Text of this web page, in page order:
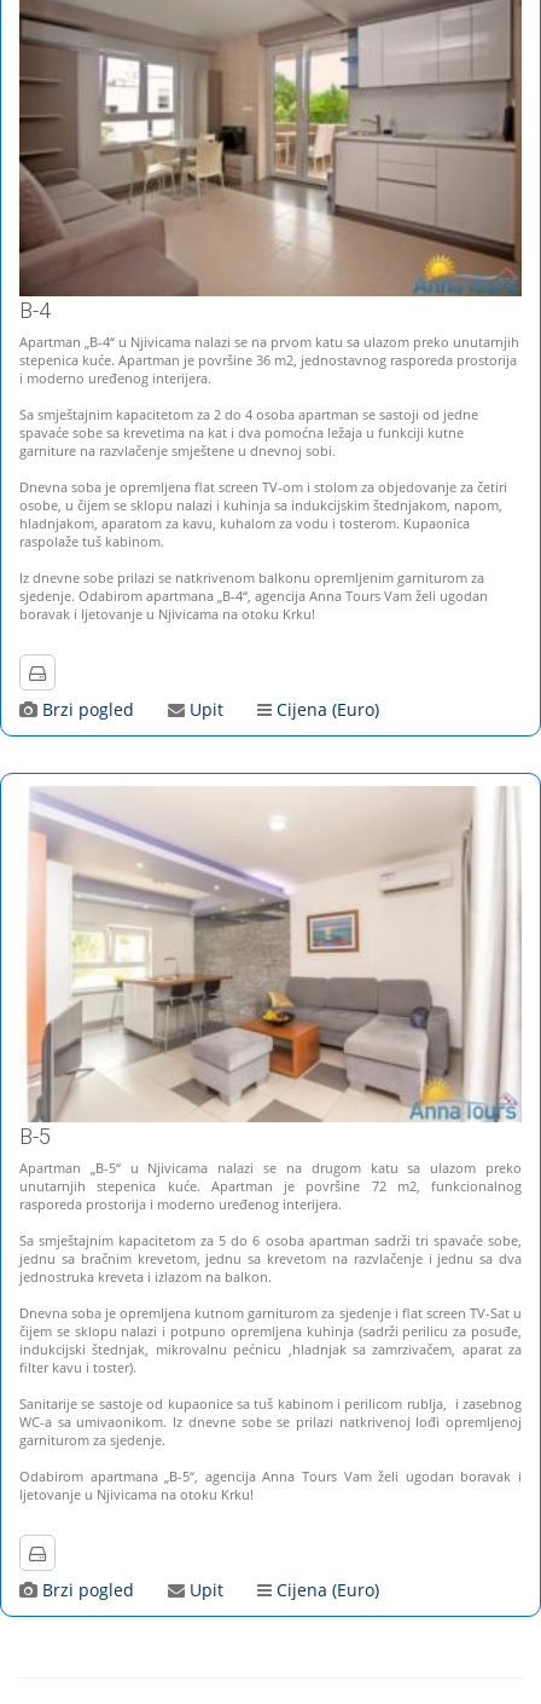
B-4
Apartman „B-4“ u Njivicama nalazi se na prvom katu sa ulazom preko unutarnjih
stepenica kuće. Apartman je površine 36 m2, jednostavnog rasporeda prostorija
i moderno uređenog interijera.
Sa smještajnim kapacitetom za 2 do 4 osoba apartman se sastoji od jedne
spavaće sobe sa krevetima na kat i dva pomoćna ležaja u funkciji kutne
garniture na razvlačenje smještene u dnevnoj sobi.
Dnevna soba je opremljena flat screen TV-om i stolom za objedovanje za četiri
osobe, u čijem se sklopu nalazi i kuhinja sa indukcijskim štednjakom, napom,
hladnjakom, aparatom za kavu, kuhalom za vodu i tosterom. Kupaonica
raspolaže tuš kabinom.
Iz dnevne sobe prilazi se natkrivenom balkonu opremljenim garniturom za
sjedenje. Odabirom apartmana „B-4“, agencija Anna Tours Vam želi ugodan
boravak i ljetovanje u Njivicama na otoku Krku!
Brzi pogled Upit Cijena (Euro)
B-5
Apartman „B-5“ u Njivicama nalazi se na drugom katu sa ulazom preko
unutarnjih stepenica kuće. Apartman je površine 72 m2, funkcionalnog
rasporeda prostorija i moderno uređenog interijera.
Sa smještajnim kapacitetom za 5 do 6 osoba apartman sadrži tri spavaće sobe,
jednu sa bračnim krevetom, jednu sa krevetom na razvlačenje i jednu sa dva
jednostruka kreveta i izlazom na balkon.
Dnevna soba je opremljena kutnom garniturom za sjedenje i flat screen TV-Sat u
čijem se sklopu nalazi i potpuno opremljena kuhinja (sadrži perilicu za posuđe,
indukcijski štednjak, mikrovalnu pećnicu ,hladnjak sa zamrzivačem, aparat za
filter kavu i toster).
Sanitarije se sastoje od kupaonice sa tuš kabinom i perilicom rublja, i zasebnog
WC-a sa umivaonikom. Iz dnevne sobe se prilazi natkrivenoj lođi opremljenoj
garniturom za sjedenje.
Odabirom apartmana „B-5“, agencija Anna Tours Vam želi ugodan boravak i
ljetovanje u Njivicama na otoku Krku!
Brzi pogled Upit Cijena (Euro)